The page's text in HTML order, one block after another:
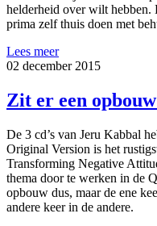
helderheid over wilt hebben.
prima zelf thuis doen met
Lees meer
02 december 2015
Zit er een
De 3 cd’s van Jeru Kabbal
Original Version is het
Transforming Negative
thema door te werken in de
opbouw dus, maar de ene
andere keer in de andere.